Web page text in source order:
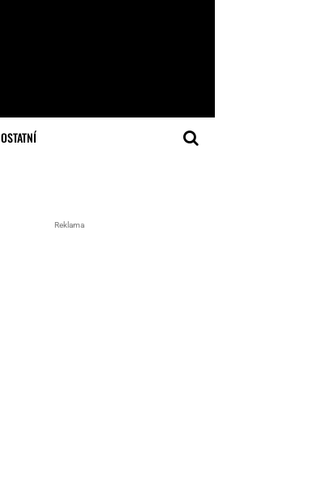
OSTATNÍ
Reklama